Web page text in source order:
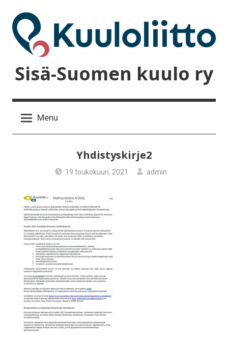
content
Sisä-Suomen kuulo ry
Menu
Yhdistyskirje2
19 toukokuun, 2021 admin